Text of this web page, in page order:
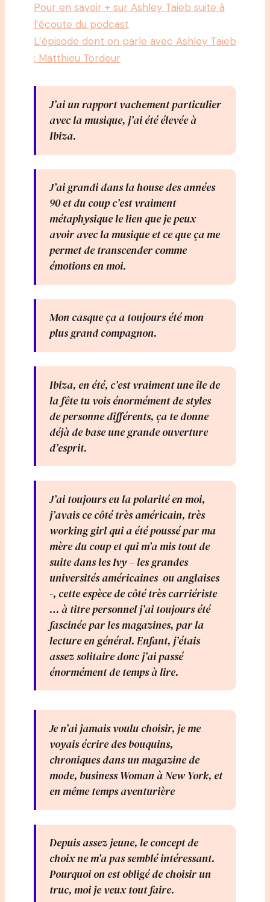
Pour en savoir + sur Ashley Taieb suite à
l’écoute du podcast
L’épisode dont on parle avec Ashley Taieb
: Matthieu Tordeur
J’ai un rapport vachement particulier
avec la musique, j’ai été élevée à
Ibiza.
J’ai grandi dans la house des années
90 et du coup c’est vraiment
métaphysique le lien que je peux
avoir avec la musique et ce que ça me
permet de transcender comme
émotions en moi.
Mon casque ça a toujours été mon
plus grand compagnon.
Ibiza, en été, c’est vraiment une île de
la fête tu vois énormément de styles
de personne différents, ça te donne
déjà de base une grande ouverture
d’esprit.
J’ai toujours eu la polarité en moi,
j’avais ce côté très américain, très
working girl qui a été poussé par ma
mère du coup et qui m’a mis tout de
suite dans les Ivy – les grandes
universités américaines ou anglaises
-, cette espèce de côté très carriériste
… à titre personnel j’ai toujours été
fascinée par les magazines, par la
lecture en général. Enfant, j’étais
assez solitaire donc j’ai passé
énormément de temps à lire.
Je n’ai jamais voulu choisir, je me
voyais écrire des bouquins,
chroniques dans un magazine de
mode, business Woman à New York, et
en même temps aventurière
Depuis assez jeune, le concept de
choix ne m’a pas semblé intéressant.
Pourquoi on est obligé de choisir un
truc, moi je veux tout faire.